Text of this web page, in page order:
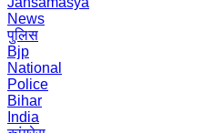
News
पुलिस
Bjp
National
Police
Bihar
India